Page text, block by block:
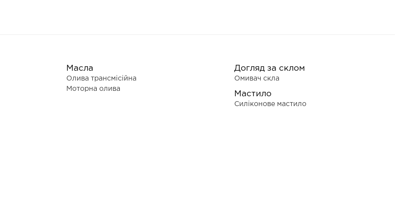
Масла
Олива трансмісійна
Моторна олива
Догляд за склом
Омивач скла
Мастило
Силіконове мастило